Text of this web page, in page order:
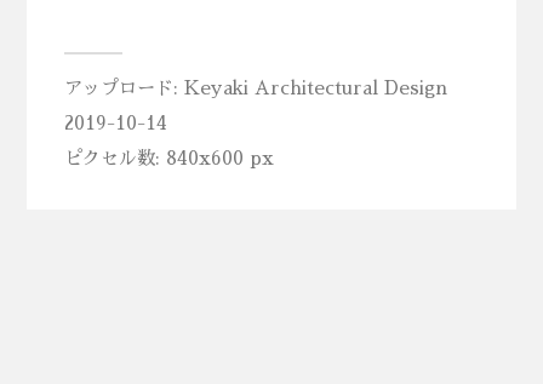
アップロード: Keyaki Architectural Design
2019-10-14
ピクセル数: 840x600 px